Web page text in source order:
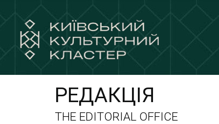
РЕДАКЦІЯ
THE EDITORIAL OFFICE